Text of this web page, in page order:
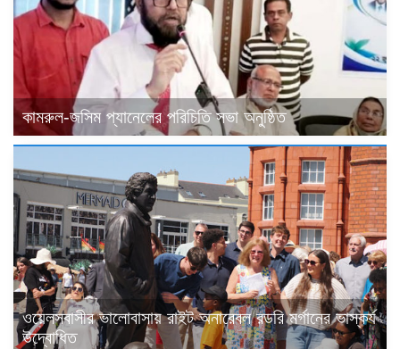
কামরুল-জসিম প্যানেলের পরিচিতি সভা অনুষ্ঠিত
ওয়েলসবাসীর ভালোবাসায় রাইট অনারেবল রডরি মর্গানের ভাস্কর্য
উদ্বোধিত